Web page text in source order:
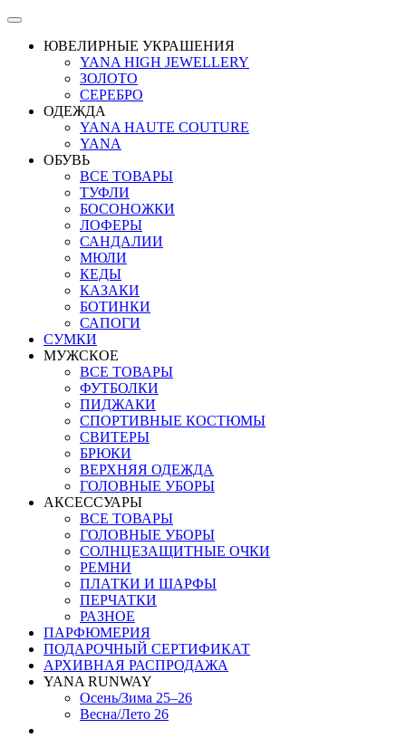
ЮВЕЛИРНЫЕ УКРАШЕНИЯ
YANA HIGH JEWELLERY
ЗОЛОТО
СЕРЕБРО
ОДЕЖДА
YANA HAUTE COUTURE
YANA
ОБУВЬ
ВСЕ ТОВАРЫ
ТУФЛИ
БОСОНОЖКИ
ЛОФЕРЫ
САНДАЛИИ
МЮЛИ
КЕДЫ
КАЗАКИ
БОТИНКИ
САПОГИ
СУМКИ
МУЖСКОЕ
ВСЕ ТОВАРЫ
ФУТБОЛКИ
ПИДЖАКИ
СПОРТИВНЫЕ КОСТЮМЫ
СВИТЕРЫ
БРЮКИ
ВЕРХНЯЯ ОДЕЖДА
ГОЛОВНЫЕ УБОРЫ
АКСЕССУАРЫ
ВСЕ ТОВАРЫ
ГОЛОВНЫЕ УБОРЫ
СОЛНЦЕЗАЩИТНЫЕ ОЧКИ
РЕМНИ
ПЛАТКИ И ШАРФЫ
ПЕРЧАТКИ
РАЗНОЕ
ПАРФЮМЕРИЯ
ПОДАРОЧНЫЙ СЕРТИФИКАТ
АРХИВНАЯ РАСПРОДАЖА
YANA RUNWAY
Осень/Зима 25–26
Весна/Лето 26